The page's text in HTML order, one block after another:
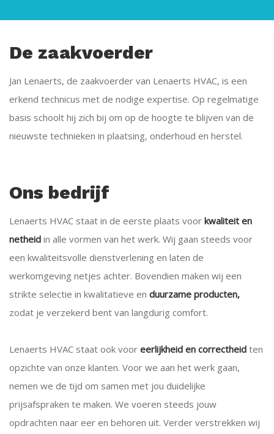
De zaakvoerder
Jan Lenaerts, de zaakvoerder van Lenaerts HVAC, is een
erkend technicus met de nodige expertise. Op regelmatige
basis schoolt hij zich bij om op de hoogte te blijven van de
nieuwste technieken in plaatsing, onderhoud en herstel.
Ons bedrijf
Lenaerts HVAC staat in de eerste plaats voor kwaliteit en
netheid in alle vormen van het werk. Wij gaan steeds voor
een kwaliteitsvolle dienstverlening en laten de
werkomgeving netjes achter. Bovendien maken wij een
strikte selectie in kwalitatieve en duurzame producten,
zodat je verzekerd bent van langdurig comfort.
Lenaerts HVAC staat ook voor eerlijkheid en correctheid ten
opzichte van onze klanten. Voor we aan het werk gaan,
nemen we de tijd om samen met jou duidelijke
prijsafspraken te maken. We voeren steeds jouw
opdrachten naar eer en behoren uit. Verder verstrekken wij